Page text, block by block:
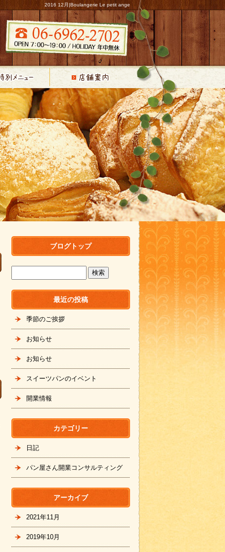
2016 12月|Boulangerie Le petit ange
ブログトップ
最近の投稿
季節のご挨拶
お知らせ
お知らせ
スイーツパンのイベント
開業情報
カテゴリー
日記
パン屋さん開業コンサルティング
アーカイブ
2021年11月
2019年10月